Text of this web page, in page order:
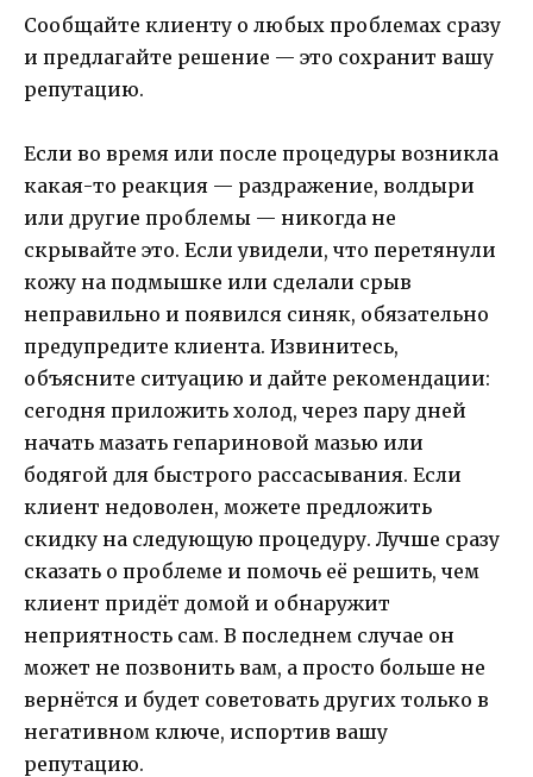
Сообщайте клиенту о любых проблемах сразу
и предлагайте решение — это сохранит вашу
репутацию.
Если во время или после процедуры возникла
какая-то реакция — раздражение, волдыри
или другие проблемы — никогда не
скрывайте это. Если увидели, что перетянули
кожу на подмышке или сделали срыв
неправильно и появился синяк, обязательно
предупредите клиента. Извинитесь,
объясните ситуацию и дайте рекомендации:
сегодня приложить холод, через пару дней
начать мазать гепариновой мазью или
бодягой для быстрого рассасывания. Если
клиент недоволен, можете предложить
скидку на следующую процедуру. Лучше сразу
сказать о проблеме и помочь её решить, чем
клиент придёт домой и обнаружит
неприятность сам. В последнем случае он
может не позвонить вам, а просто больше не
вернётся и будет советовать других только в
негативном ключе, испортив вашу
репутацию.